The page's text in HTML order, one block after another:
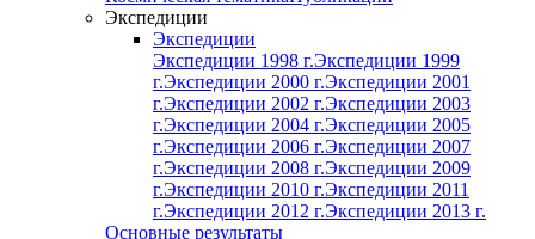
Экспедиции
Экспедиции
Экспедиции 1998 г.Экспедиции 1999
г.Экспедиции 2000 г.Экспедиции 2001
г.Экспедиции 2002 г.Экспедиции 2003
г.Экспедиции 2004 г.Экспедиции 2005
г.Экспедиции 2006 г.Экспедиции 2007
г.Экспедиции 2008 г.Экспедиции 2009
г.Экспедиции 2010 г.Экспедиции 2011
г.Экспедиции 2012 г.Экспедиции 2013 г.
Основные результаты